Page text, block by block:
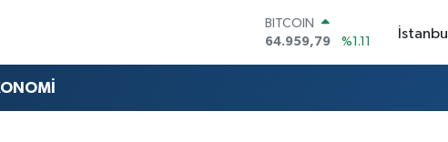
BITCOIN
64.959,79
%1.11
55,2510
%0.32
İstanbul